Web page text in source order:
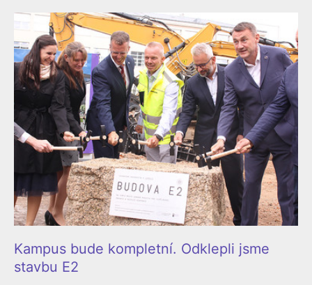
Kampus bude kompletní. Odklepli jsme
stavbu E2